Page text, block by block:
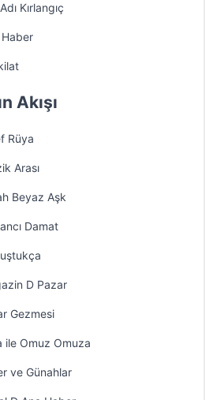
Kırlangıç
Akışı
Rüya
Arası
Beyaz Aşk
Damat
D Pazar
Gezmesi
ile Omuz Omuza
ve Günahlar